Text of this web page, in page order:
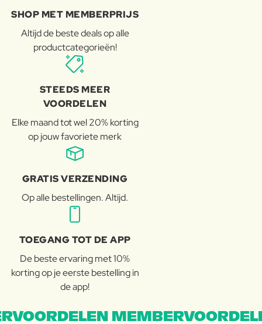
SHOP MET MEMBERPRIJS
Altijd de beste deals op alle
productcategorieën!
STEEDS MEER
VOORDELEN
Elke maand tot wel 20% korting
op jouw favoriete merk
GRATIS VERZENDING
Op alle bestellingen. Altijd.
TOEGANG TOT DE APP
De beste ervaring met 10%
korting op je eerste bestelling in
de app!